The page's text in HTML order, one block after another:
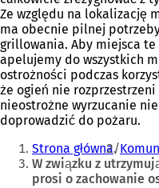
Ze względu na lokalizację
ma obecnie pilnej
grillowania. Aby miejsca
apelujemy do wszystkich
ostrożności podczas
że ogień nie
nieostrożne wyrzucanie
doprowadzić do pożaru.
Jesteś
tutaj:
Strona główna
W związku z
prosi o zachowanie